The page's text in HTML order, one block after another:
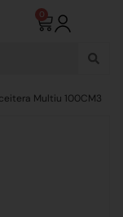
0
Multiu 100CM3